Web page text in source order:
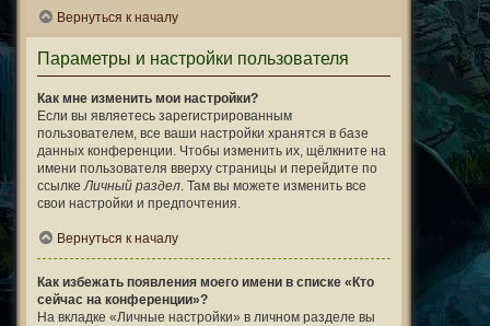
Вернуться к началу
Параметры и настройки пользователя
Как мне изменить мои настройки?
Если вы являетесь зарегистрированным
пользователем, все ваши настройки хранятся в базе
данных конференции. Чтобы изменить их, щёлкните на
имени пользователя вверху страницы и перейдите по
ссылкеЛичный раздел. Там вы можете изменить все
свои настройки и предпочтения.
Вернуться к началу
Как избежать появления моего имени в списке «Кто
сейчас на конференции»?
На вкладке «Личные настройки» в личном разделе вы